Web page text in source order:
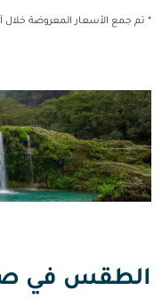
* تم جمع الأسعار المعروضة خلال آخر 48 ساعة وقد لا تكون متاحة وقت
الطقس في